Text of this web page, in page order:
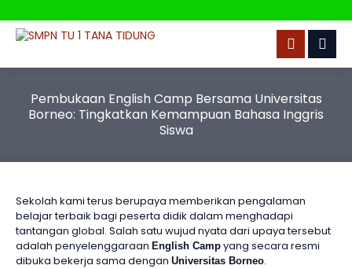
Pembukaan English Camp Bersama Universitas
Borneo: Tingkatkan Kemampuan Bahasa Inggris
Siswa
Sekolah kami terus berupaya memberikan pengalaman
belajar terbaik bagi peserta didik dalam menghadapi
tantangan global. Salah satu wujud nyata dari upaya tersebut
adalah penyelenggaraan English Camp yang secara resmi
dibuka bekerja sama dengan Universitas Borneo.